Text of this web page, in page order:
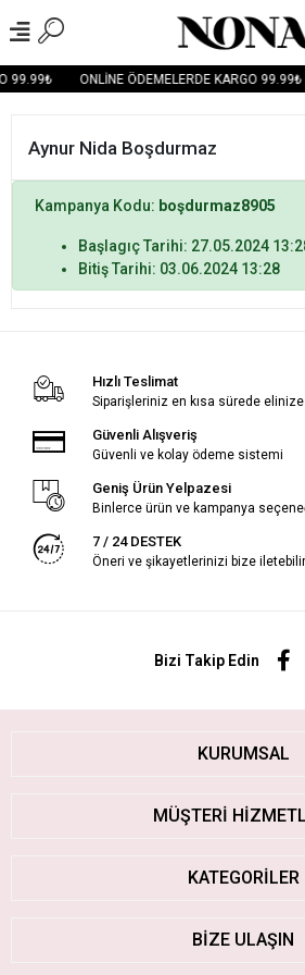
99.99₺ ONLİNE ÖDEMELERDE KARGO 99.99₺
Aynur Nida Boşdurmaz
Kampanya Kodu: boşdurmaz8905
Başlagıç Tarihi: 27.05.2024
Bitiş Tarihi: 03.06.2024 13:28
Hızlı Teslimat
Siparişleriniz en kısa sürede elinize
Güvenli Alışveriş
Güvenli ve kolay ödeme sistemi
Geniş Ürün Yelpazesi
Binlerce ürün ve kampanya
7 / 24 DESTEK
Öneri ve şikayetlerinizi bize
Bizi Takip Edin
KURUMSAL
MÜŞTERİ
KATEGORİLER
BİZE ULAŞIN